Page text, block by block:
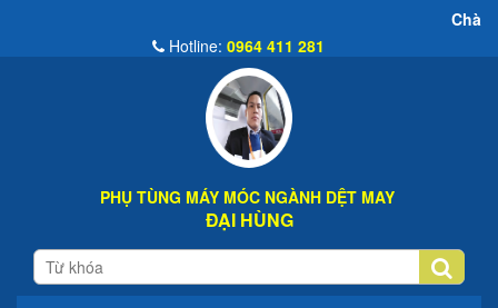
Chào Mừng Đến
Hotline: 0964 411 281
PHỤ TÙNG MÁY MÓC NGÀNH DỆT MAY
ĐẠI HÙNG